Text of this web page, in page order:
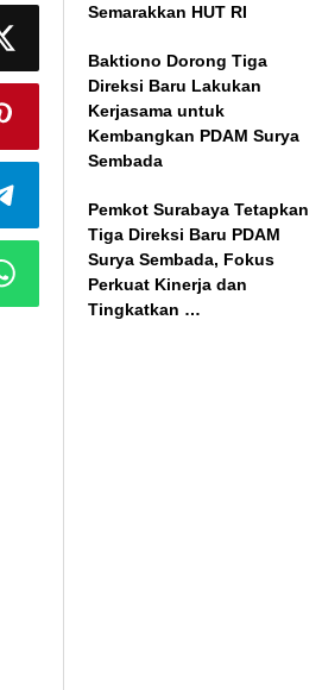
Semarakkan HUT RI
Baktiono Dorong Tiga
Direksi Baru Lakukan
Kerjasama untuk
Kembangkan PDAM Surya
Sembada
Pemkot Surabaya Tetapkan
Tiga Direksi Baru PDAM
Surya Sembada, Fokus
Perkuat Kinerja dan
Tingkatkan …